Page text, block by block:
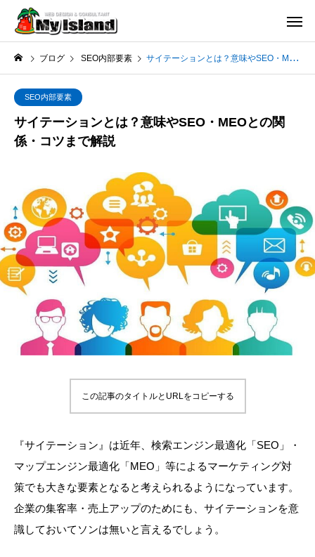
ブログ SEO内部要素 サイテーションとは？意味やSEO・MEOとの関係・コツまで解説
SEO内部要素
サイテーションとは？意味やSEO・MEOとの関
係・コツまで解説
この記事のタイトルとURLをコピーする
『サイテーション』は近年、検索エンジン最適化「SEO」・
マップエンジン最適化「MEO」等によるマーケティング対
策でも大きな要素となると考えられるようになっています。
企業の集客率・売上アップのためにも、サイテーションを意
識しておいてソンは無いと言えるでしょう。